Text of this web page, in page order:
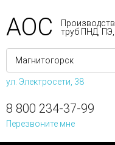
АОС
труб ПНД,
ул. Электросети, 38
8 800 234-37-99
Перезвоните мне